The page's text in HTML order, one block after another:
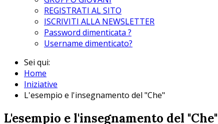
REGISTRATI AL SITO
ISCRIVITI ALLA NEWSLETTER
Password dimenticata ?
Username dimenticato?
Sei qui:
Home
Iniziative
L'esempio e l'insegnamento del "Che"
L'esempio e l'insegnamento del "Che"